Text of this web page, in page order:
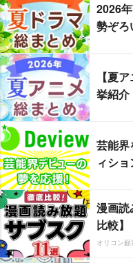
2026
勢ぞろ
【夏
挙紹介
芸能
ィシ
漫画読
比較】
オリコン